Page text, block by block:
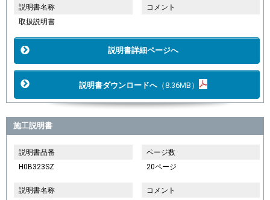
説明書名称
取扱説明書
コメント
説明書詳細ページへ
説明書ダウンロードへ（8.36MB）
施工説明書
説明書品番
H0B323SZ
ページ数
20ページ
説明書名称
コメント